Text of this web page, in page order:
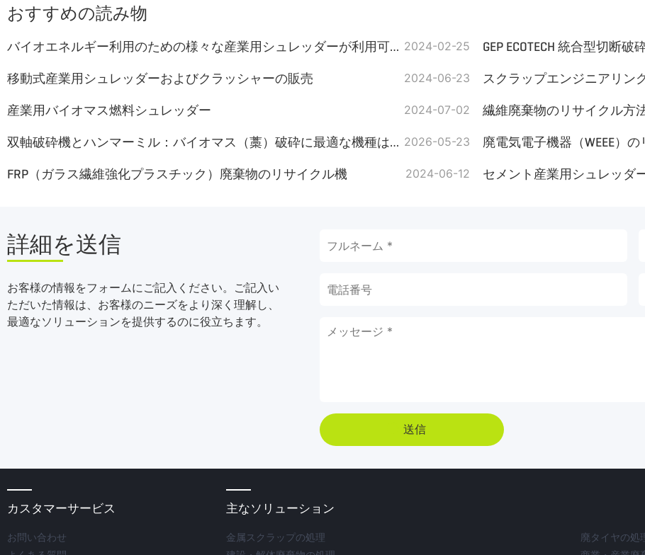
おすすめの読み物
バイオエネルギー利用のための様々な産業用シュレッダーが利用可能 2024-02-25
移動式産業用シュレッダーおよびクラッシャーの販売 2024-06-23 スクラップエンジニアリン
産業用バイオマス燃料シュレッダー 2024-07-02 繊維廃棄物のリサイクル方
双軸破砕機とハンマーミル：バイオマス（藁）破砕に最適な機種はどちらか？ 2026-05-23 廃電気電子機器（WEEE）
FRP（ガラス繊維強化プラスチック）廃棄物のリサイクル機 2024-06-12 セメント産業用シュレッダ
詳細を送信
お客様の情報をフォームにご記入ください。ご記入い
ただいた情報は、お客様のニーズをより深く理解し、
最適なソリューションを提供するのに役立ちます。
送信
カスタマーサービス
お問い合わせ
主なソリューション
金属スクラップの処理
廃タイヤの処